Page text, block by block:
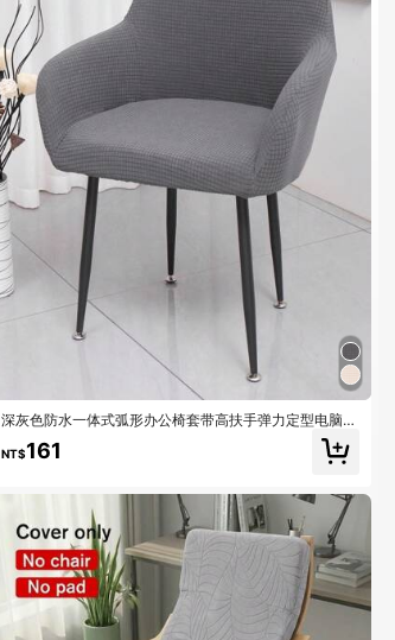
深灰色防水一体式弧形办公椅套带高扶手弹力定型电脑椅
NT$161